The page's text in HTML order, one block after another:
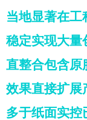
当地显著在
稳定实现大量
直整合包含原
效果直接扩展
多于纸面实控